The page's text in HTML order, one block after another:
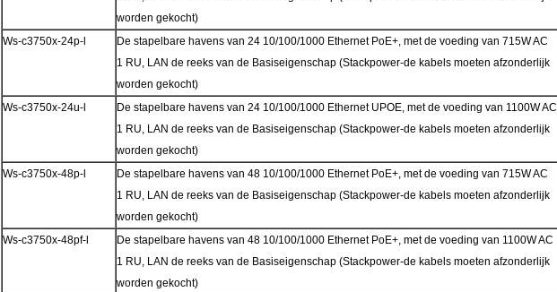
worden gekocht)
Ws-c3750x-24p-l
De stapelbare havens van 24 10/100/1000 Ethernet PoE+, met de voeding van 715W AC
1 RU, LAN de reeks van de Basiseigenschap (Stackpower-de kabels moeten afzonderlijk
worden gekocht)
Ws-c3750x-24u-l
De stapelbare havens van 24 10/100/1000 Ethernet UPOE, met de voeding van 1100W AC
1 RU, LAN de reeks van de Basiseigenschap (Stackpower-de kabels moeten afzonderlijk
worden gekocht)
Ws-c3750x-48p-l
De stapelbare havens van 48 10/100/1000 Ethernet PoE+, met de voeding van 715W AC
1 RU, LAN de reeks van de Basiseigenschap (Stackpower-de kabels moeten afzonderlijk
worden gekocht)
Ws-c3750x-48pf-l
De stapelbare havens van 48 10/100/1000 Ethernet PoE+, met de voeding van 1100W AC
1 RU, LAN de reeks van de Basiseigenschap (Stackpower-de kabels moeten afzonderlijk
worden gekocht)